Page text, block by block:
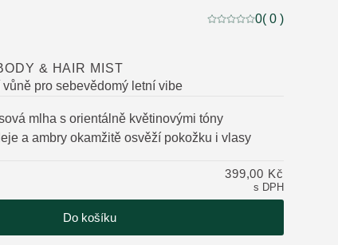
Aktuální hodnocení: 0
0( 0 )
& HAIR MIST
pro sebevědomý letní vibe
mlha s orientálně květinovými tóny
a ambry okamžitě osvěží pokožku i vlasy
s DPH
399,00 Kč
Do košíku